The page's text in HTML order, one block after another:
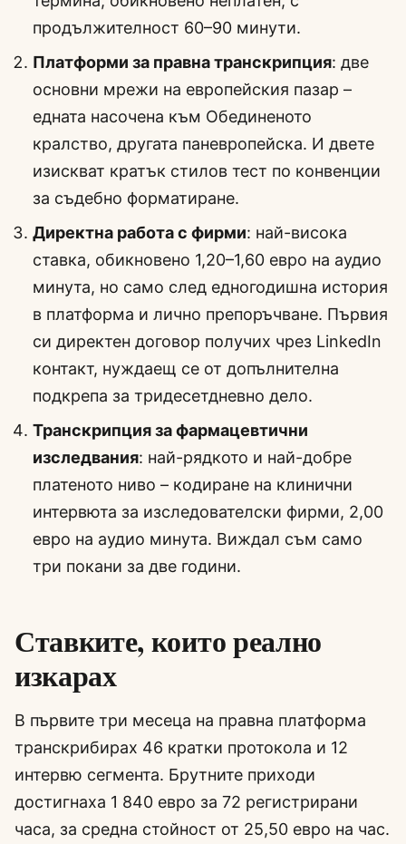
продължителност 60–90 минути.
Платформи за правна транскрипция: две
основни мрежи на европейския пазар –
едната насочена към Обединеното
кралство, другата паневропейска. И двете
изискват кратък стилов тест по конвенции
за съдебно форматиране.
Директна работа с фирми: най-висока
ставка, обикновено 1,20–1,60 евро на аудио
минута, но само след едногодишна история
в платформа и лично препоръчване. Първия
си директен договор получих чрез LinkedIn
контакт, нуждаещ се от допълнителна
подкрепа за тридесетдневно дело.
Транскрипция за фармацевтични
изследвания: най-рядкото и най-добре
платеното ниво – кодиране на клинични
интервюта за изследователски фирми, 2,00
евро на аудио минута. Виждал съм само
три покани за две години.
Ставките, които реално
изкарах
В първите три месеца на правна платформа
транскрибирах 46 кратки протокола и 12
интервю сегмента. Брутните приходи
достигнаха 1 840 евро за 72 регистрирани
часа, за средна стойност от 25,50 евро на час.